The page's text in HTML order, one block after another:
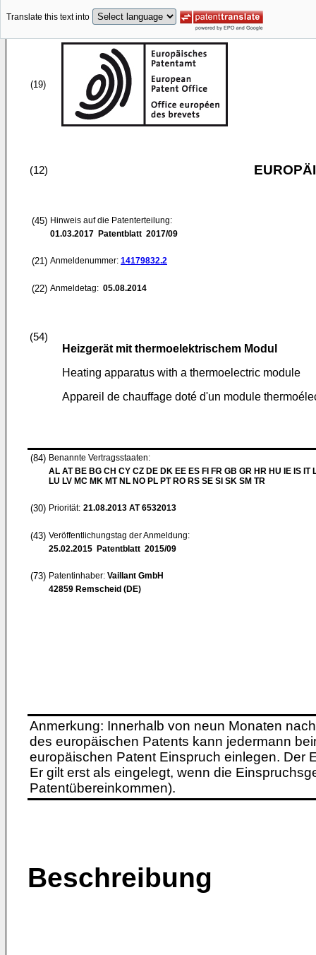
Translate this text into
(19)
(12)
(45) Hinweis auf die Patenterteilung:
01.03.2017 Patentblatt 2017/09
(21) Anmeldenummer: 14179832.2
(22) Anmeldetag: 05.08.2014
(54)
Heizgerät mit thermoelektrischem Modul
Heating apparatus with a thermoelectric module
Appareil de chauffage doté d'un module
(84) Benannte Vertragsstaaten:
AL AT BE BG CH CY CZ DE DK EE ES FI FR GB GR HR HU IE IS IT
LU LV MC MK MT NL NO PL PT RO RS SE SI SK SM TR
(30) Priorität: 21.08.2013 AT 6532013
(43) Veröffentlichungstag der Anmeldung:
25.02.2015 Patentblatt 2015/09
(73) Patentinhaber: Vaillant GmbH
42859 Remscheid (DE)
Anmerkung: Innerhalb von neun Monaten
des europäischen Patents kann jedermann
europäischen Patent Einspruch einlegen. Der
Er gilt erst als eingelegt, wenn die
Patentübereinkommen).
Beschreibung